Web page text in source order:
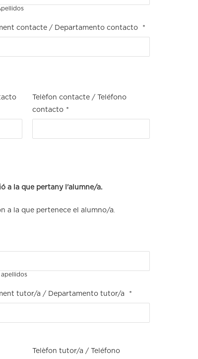
contacte / Departamento contacto *
Telèfon contacte / Teléfono
contacto *
a la que pertany l'alumne/a.
a la que pertenece el alumno/a
tutor/a / Departamento tutor/a *
Telèfon tutor/a / Teléfono